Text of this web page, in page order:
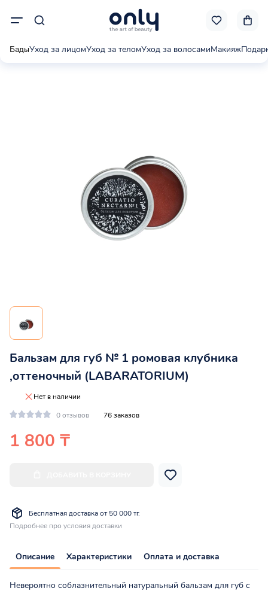
БадыУход за лицомУход за теломУход за волосамиМакияж
Бальзам для губ № 1 ромовая клубника
,оттеночный (LABARATORIUM)
Нет в наличии
0 отзывов
76 заказов
1 800 ₸
Бесплатная доставка от 50 000 тг.
Подробнее про условия доставки
Описание Характеристики Оплата и доставка
Невероятно соблазнительный натуральный бальзам для губ с